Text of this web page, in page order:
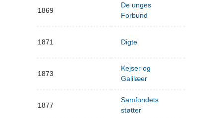
1869
De unges
Forbund
1871 Digte
1873
Kejser og
Galilæer
1877
Samfundets
støtter